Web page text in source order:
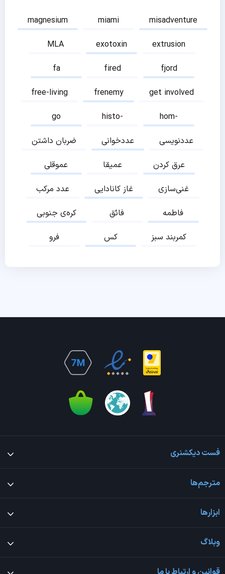
magnesium miami
misadventure
MLA
exotoxin
extrusion
fa
fired
fjord
free-living
frenemy
get involved
go
histo-
hom-
ضربان داشتن
عددخوانی
عددنویسی
عموقلی
عمیقا
عرق کردن
عدد مرکب
غاز کانادایی
غنی‌سازی
کره‌ی جنوبی
فائق
فاطمه
فرو
کس کمربند سبز
فست دیکشنری
مترجم‌ها
ابزارها
وبلاگ